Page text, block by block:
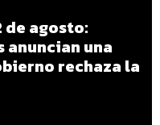
agosto:
una
rechaza la